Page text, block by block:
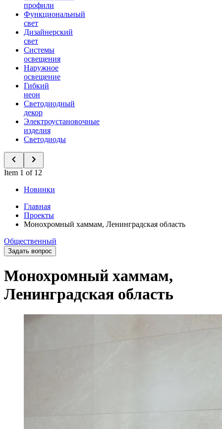
профили
Функциональный
свет
Дизайнерский
свет
Системы
освещения
Наружное
освещение
Гибкий
неон
Светодиодный
декор
Электроустановочные
изделия
Светодиоды
Item 1 of 12
Новинки
Главная
Проекты
Монохромный хаммам, Ленинградская область
Общественный
Задать вопрос
Монохромный хаммам,
Ленинградская область